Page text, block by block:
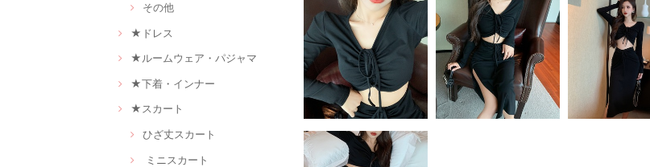
その他
★ドレス
★ルームウェア・パジャマ
★下着・インナー
★スカート
ひざ丈スカート
ミニスカート